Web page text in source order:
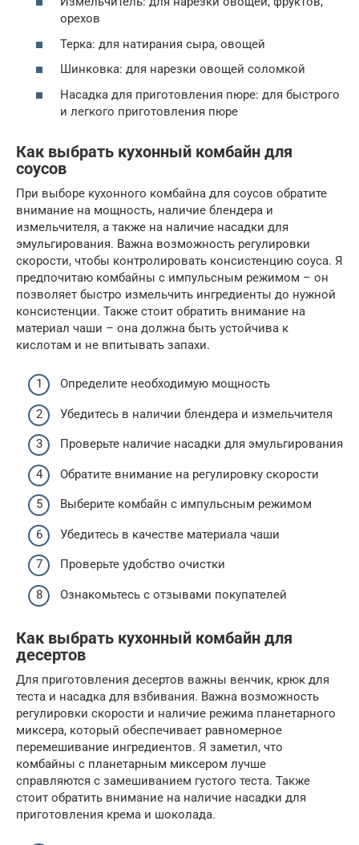
орехов
Терка: для натирания сыра, овощей
Шинковка: для нарезки овощей соломкой
Насадка для приготовления пюре: для быстрого
и легкого приготовления пюре
Как выбрать кухонный комбайн для
соусов
При выборе кухонного комбайна для соусов обратите
внимание на мощность, наличие блендера и
измельчителя, а также на наличие насадки для
эмульгирования. Важна возможность регулировки
скорости, чтобы контролировать консистенцию соуса. Я
предпочитаю комбайны с импульсным режимом – он
позволяет быстро измельчить ингредиенты до нужной
консистенции. Также стоит обратить внимание на
материал чаши – она должна быть устойчива к
кислотам и не впитывать запахи.
Определите необходимую мощность
Убедитесь в наличии блендера и измельчителя
Проверьте наличие насадки для эмульгирования
Обратите внимание на регулировку скорости
Выберите комбайн с импульсным режимом
Убедитесь в качестве материала чаши
Проверьте удобство очистки
Ознакомьтесь с отзывами покупателей
Как выбрать кухонный комбайн для
десертов
Для приготовления десертов важны венчик, крюк для
теста и насадка для взбивания. Важна возможность
регулировки скорости и наличие режима планетарного
миксера, который обеспечивает равномерное
перемешивание ингредиентов. Я заметил, что
комбайны с планетарным миксером лучше
справляются с замешиванием густого теста. Также
стоит обратить внимание на наличие насадки для
приготовления крема и шоколада.